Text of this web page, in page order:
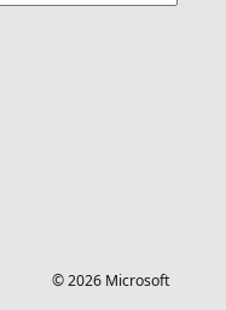
© 2026 Microsoft